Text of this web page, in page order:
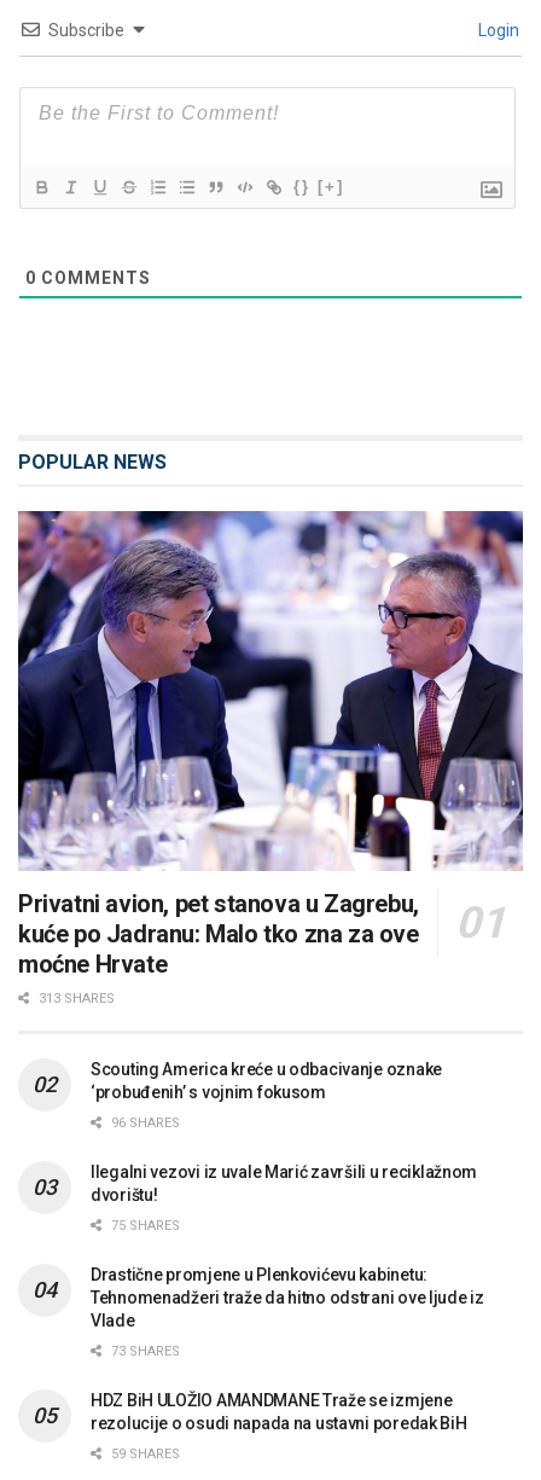
Subscribe Login
{} [+]
0 COMMENTS
POPULAR NEWS
Privatni avion, pet stanova u Zagrebu,
kuće po Jadranu: Malo tko zna za ove
moćne Hrvate
313 SHARES
Scouting America kreće u odbacivanje oznake
‘probuđenih’ s vojnim fokusom
96 SHARES
Ilegalni vezovi iz uvale Marić završili u reciklažnom
dvorištu!
75 SHARES
Drastične promjene u Plenkovićevu kabinetu:
Tehnomenadžeri traže da hitno odstrani ove ljude iz
Vlade
73 SHARES
HDZ BiH ULOŽIO AMANDMANE Traže se izmjene
rezolucije o osudi napada na ustavni poredak BiH
59 SHARES